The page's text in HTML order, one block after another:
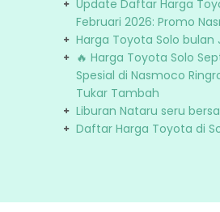
Update Daftar Harga
Februari 2026: Promo
Harga Toyota Solo bulan
🔥 Harga Toyota Solo
Spesial di Nasmoco
Tukar Tambah
Liburan Nataru seru
Daftar Harga Toyota di